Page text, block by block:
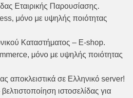
Εταιρικής Παρουσίασης.
μόνο με υψηλής ποιότητας
Καταστήματος – E-shop.
μόνο με υψηλής ποιότητας
αποκλειστικά σε Ελληνικό server!
ιστοσελίδας για